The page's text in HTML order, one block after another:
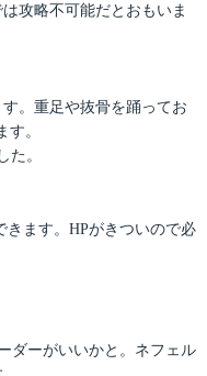
攻略不可能だとおもいま
。重足や抜骨を踊ってお
。
た。
きます。HPがきついので必
ダーがいいかと。ネフェル